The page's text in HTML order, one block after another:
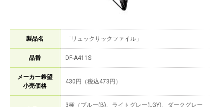
製品名 「リュックサックファイル」
品番 DF-A411S
メーカー希望
小売価格
430円（税込473円）
3種（ブルー(B)、ライトグレー(LGY)、ダークグレー